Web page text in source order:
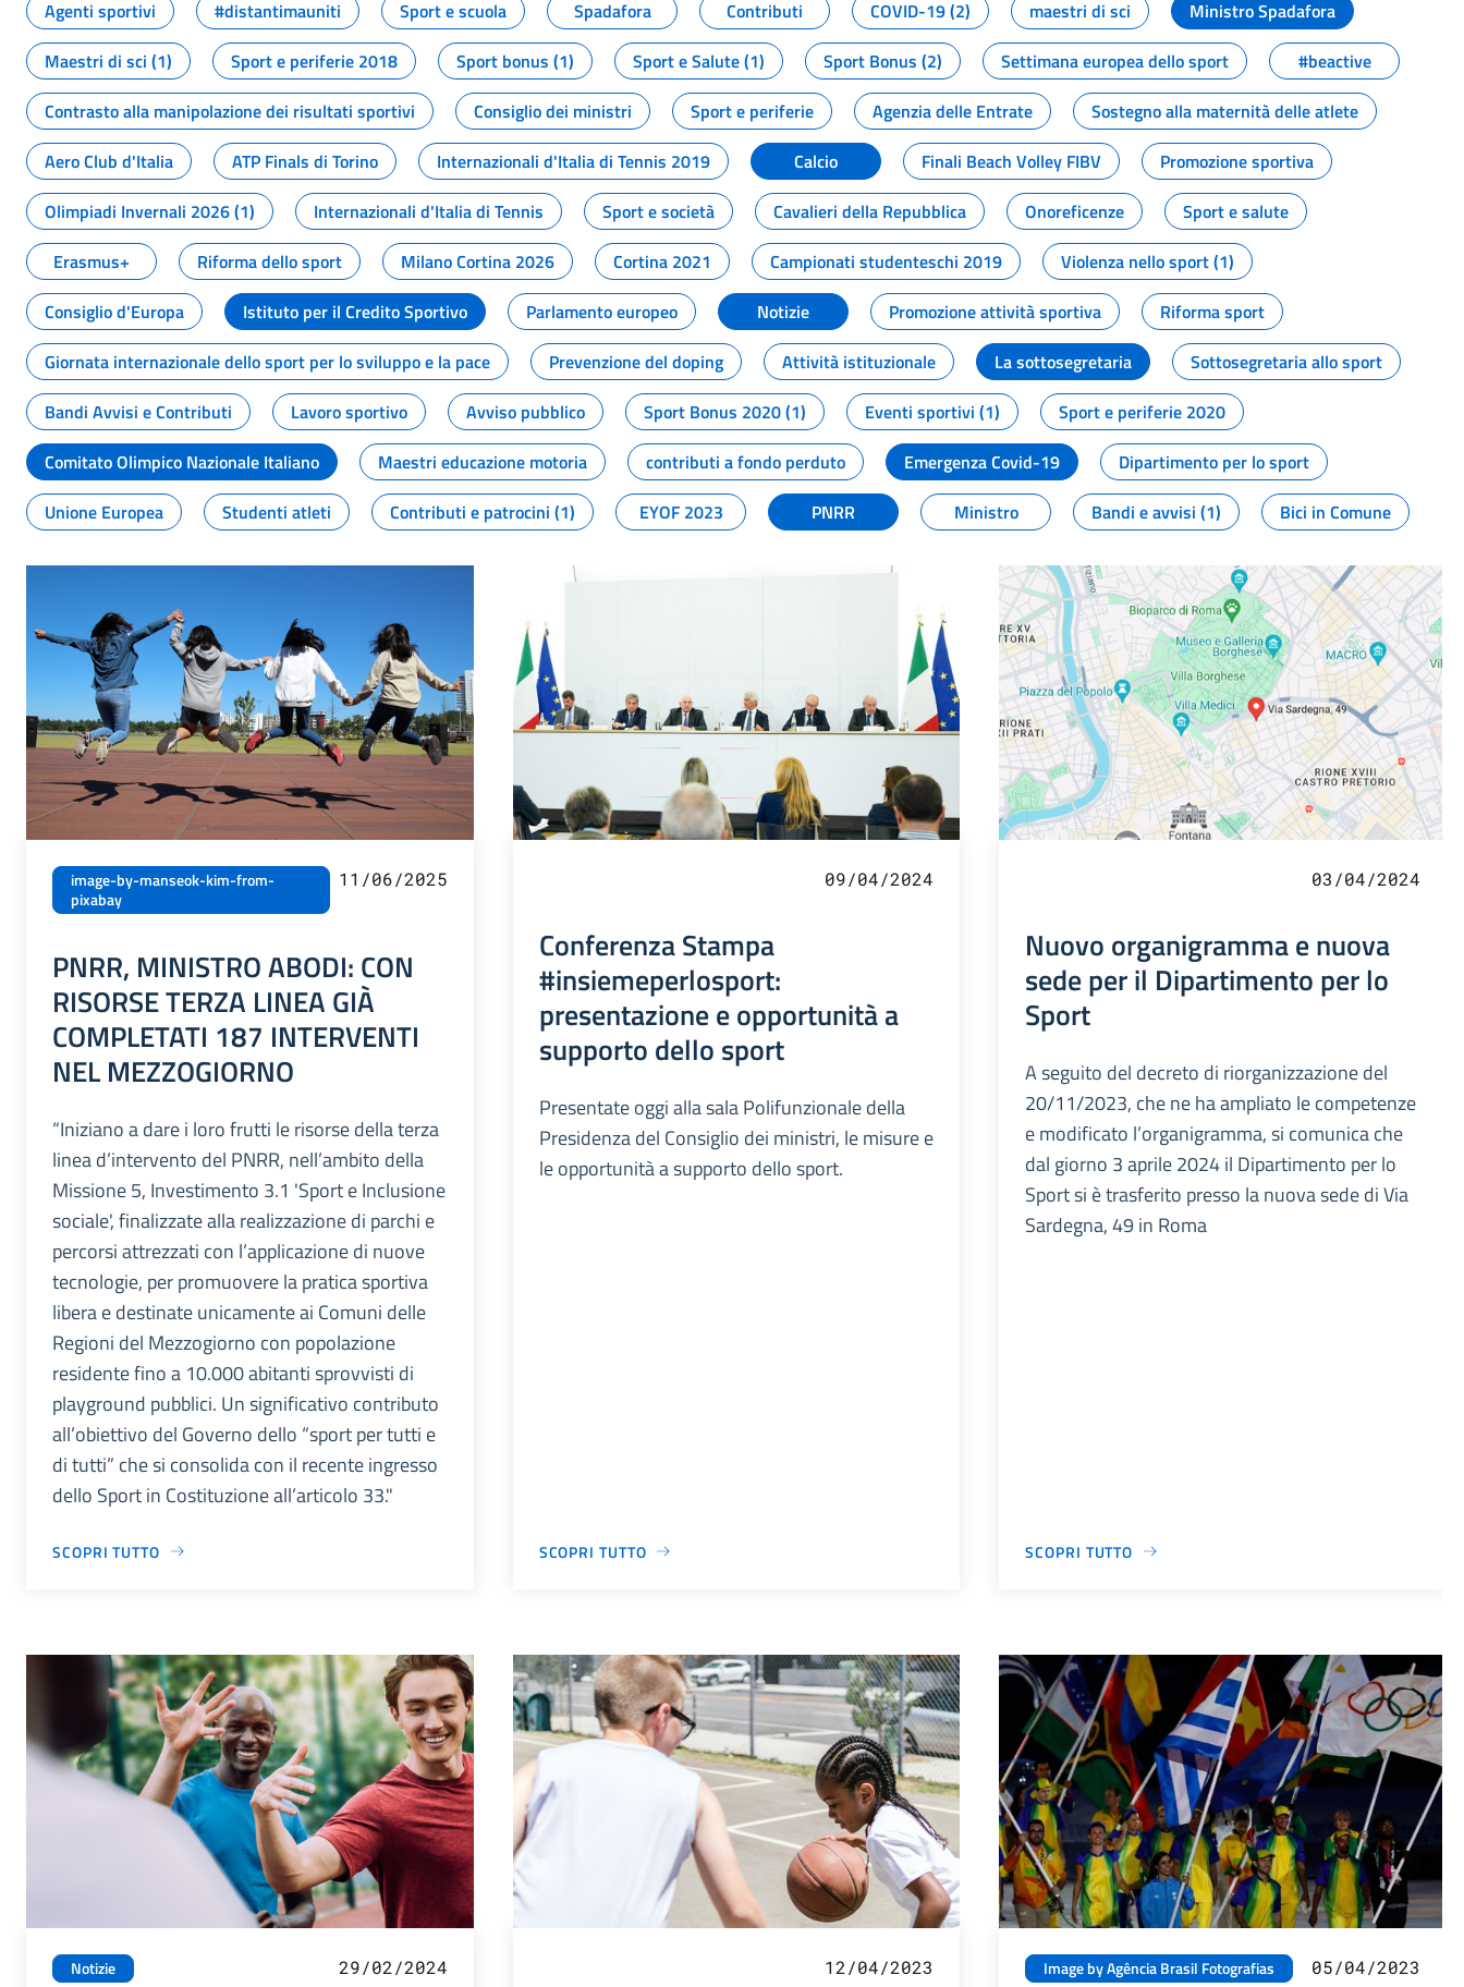
Agenti sportivi
#distantimauniti Sport e scuola Spadafora Contributi COVID-19 (2) maestri di sci
Ministro Spadafora
Maestri di sci (1)
Sport e periferie 2018 Sport bonus (1) Sport e Salute (1) Sport Bonus (2) Settimana europea dello sport
#beactive
Contrasto alla manipolazione dei risultati sportivi
Consiglio dei ministri Sport e periferie Agenzia delle Entrate
Sostegno alla maternità delle atlete
Aero Club d'Italia
ATP Finals di Torino Internazionali d'Italia di Tennis 2019 Calcio Finali Beach Volley FIBV
Promozione sportiva
Olimpiadi Invernali 2026 (1)
Internazionali d'Italia di Tennis Sport e società Cavalieri della Repubblica Onoreficenze
Sport e salute
Erasmus+
Riforma dello sport Milano Cortina 2026 Cortina 2021 Campionati studenteschi 2019
Violenza nello sport (1)
Consiglio d'Europa
Istituto per il Credito Sportivo Parlamento europeo Notizie Promozione attività sportiva
Riforma sport
Giornata internazionale dello sport per lo sviluppo e la pace
Prevenzione del doping Attività istituzionale La sottosegretaria
Sottosegretaria allo sport
Bandi Avvisi e Contributi
Lavoro sportivo Avviso pubblico Sport Bonus 2020 (1) Eventi sportivi (1)
Sport e periferie 2020
Comitato Olimpico Nazionale Italiano
Maestri educazione motoria contributi a fondo perduto Emergenza Covid-19
Dipartimento per lo sport
Unione Europea
Studenti atleti Contributi e patrocini (1) EYOF 2023 PNRR Ministro Bandi e avvisi (1) Bici in Comune
image-by-manseok-kim-from-
pixabay
11/06/2025
PNRR, MINISTRO ABODI: CON
RISORSE TERZA LINEA GIÀ
COMPLETATI 187 INTERVENTI
NEL MEZZOGIORNO
“Iniziano a dare i loro frutti le risorse della terza
linea d’intervento del PNRR, nell’ambito della
Missione 5, Investimento 3.1 'Sport e Inclusione
sociale', finalizzate alla realizzazione di parchi e
percorsi attrezzati con l’applicazione di nuove
tecnologie, per promuovere la pratica sportiva
libera e destinate unicamente ai Comuni delle
Regioni del Mezzogiorno con popolazione
residente fino a 10.000 abitanti sprovvisti di
playground pubblici. Un significativo contributo
all’obiettivo del Governo dello “sport per tutti e
di tutti” che si consolida con il recente ingresso
dello Sport in Costituzione all’articolo 33."
SCOPRI TUTTO
09/04/2024
Conferenza Stampa
#insiemeperlosport:
presentazione e opportunità a
supporto dello sport
Presentate oggi alla sala Polifunzionale della
Presidenza del Consiglio dei ministri, le misure e
le opportunità a supporto dello sport.
SCOPRI TUTTO
03/04/2024
Nuovo organigramma e nuova
sede per il Dipartimento per lo
Sport
A seguito del decreto di riorganizzazione del
20/11/2023, che ne ha ampliato le competenze
e modificato l’organigramma, si comunica che
dal giorno 3 aprile 2024 il Dipartimento per lo
Sport si è trasferito presso la nuova sede di Via
Sardegna, 49 in Roma
SCOPRI TUTTO
Notizie 29/02/2024 12/04/2023 Image by Agência Brasil Fotografias 05/04/2023